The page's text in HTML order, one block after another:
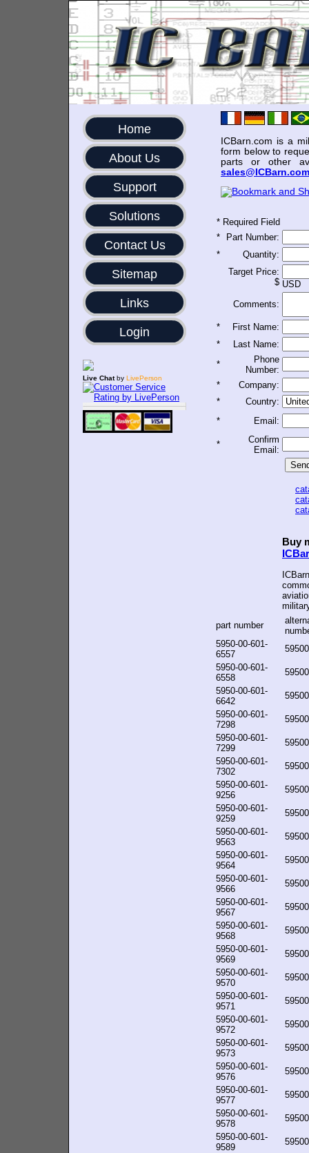
Home
About Us
Support
Solutions
Contact Us
Sitemap
Links
Login
Live Chatby LivePerson
ICBarn.com is a
form below to
parts or other
sales@ICBarn.com
* Required Field
*
Part Number:
*
Quantity:
Target Price:
$ USD
Comments:
*
First Name:
*
Last Name:
*
Phone
Number:
*
Company:
*
Country:
*
Email:
*
Confirm
Email:
Buy
part number
5950-00-601-
6557
5950-00-601-
6558
5950-00-601-
6642
5950-00-601-
7298
5950-00-601-
7299
5950-00-601-
7302
5950-00-601-
9256
5950-00-601-
9259
5950-00-601-
9563
5950-00-601-
9564
5950-00-601-
9566
5950-00-601-
9567
5950-00-601-
9568
5950-00-601-
9569
5950-00-601-
9570
5950-00-601-
9571
5950-00-601-
9572
5950-00-601-
9573
5950-00-601-
9576
5950-00-601-
9577
5950-00-601-
9578
5950-00-601-
9589